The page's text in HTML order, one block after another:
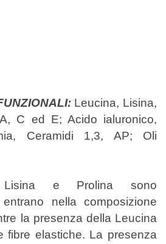
Leucina, Lisina,
C ed E; Acido ialuronico,
Ceramidi 1,3, AP; Oli
Lisina e Prolina sono
nella composizione
la presenza della Leucina
fibre elastiche. La presenza